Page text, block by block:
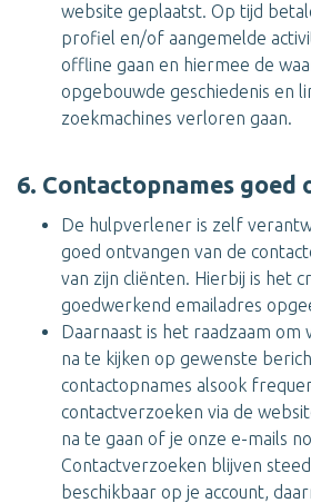
website geplaatst. Op tijd
profiel en/of aangemelde
offline gaan en hiermee de
opgebouwde geschiedenis en
zoekmachines verloren gaan.
6. Contactopnames goed
De hulpverlener is zelf
goed ontvangen van de
van zijn cliënten. Hierbij is het
goedwerkend emailadres
Daarnaast is het raadzaam om
na te kijken op gewenste
contactopnames alsook
contactverzoeken via de
na te gaan of je onze e-mails
Contactverzoeken blijven
beschikbaar op je account,